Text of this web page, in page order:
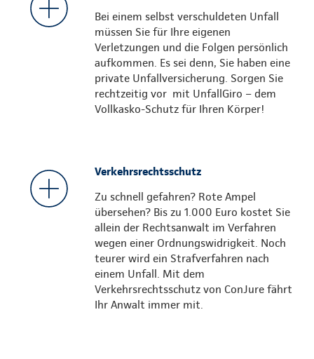
Bei einem selbst verschuldeten Unfall
müssen Sie für Ihre eigenen
Verletzungen und die Folgen persönlich
aufkommen. Es sei denn, Sie haben eine
private Unfallversicherung. Sorgen Sie
rechtzeitig vor mit UnfallGiro – dem
Vollkasko-Schutz für Ihren Körper!
Verkehrsrechtsschutz
Zu schnell gefahren? Rote Ampel
übersehen? Bis zu 1.000 Euro kostet Sie
allein der Rechtsanwalt im Verfahren
wegen einer Ordnungswidrigkeit. Noch
teurer wird ein Strafverfahren nach
einem Unfall. Mit dem
Verkehrsrechtsschutz von ConJure fährt
Ihr Anwalt immer mit.